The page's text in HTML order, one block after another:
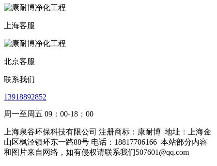
上海客服
北京客服
联系我们
13918892852
周一至周五 09：00-18：00
上海泉谷环保科技有限公司 注册商标：康耐博 地址：上海金
山区枫泾镇环东一路88号 电话：18817706166 本站部分内容
和图片来自网络，如有侵权请联系我们507601@qq.com